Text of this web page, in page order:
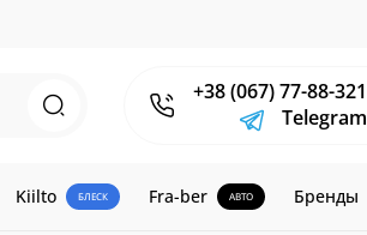
+38 (067) 77-88-321
Telegram
Kiilto БЛЕСК Fra-ber АВТО Бренды